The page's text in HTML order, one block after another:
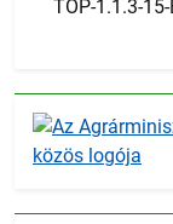
TOP-1.1.3-